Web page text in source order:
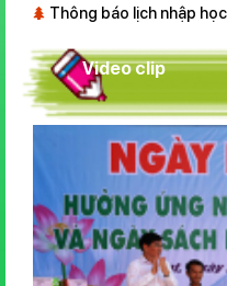
Thông báo lịch nhập
Video clip